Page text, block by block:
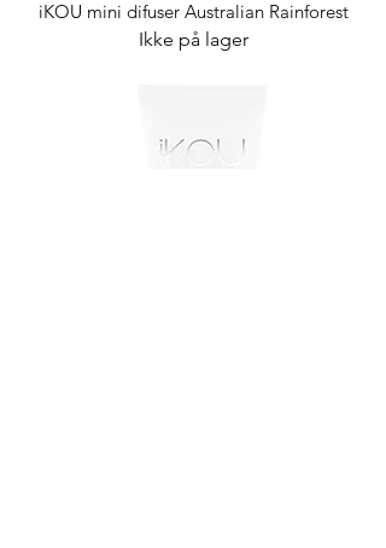
iKOU mini difuser Australian Rainforest
Ikke på lager